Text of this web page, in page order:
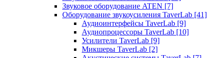
Звуковое оборудование ATEN [7]
Оборудование звукоусиления TaverLab [41]
Аудиоинтерфейсы TaverLab [9]
Аудиопроцессоры TaverLab [10]
Усилители TaverLab [9]
Микшеры TaverLab [2]